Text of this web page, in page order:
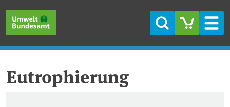
Search
Eutrophierung